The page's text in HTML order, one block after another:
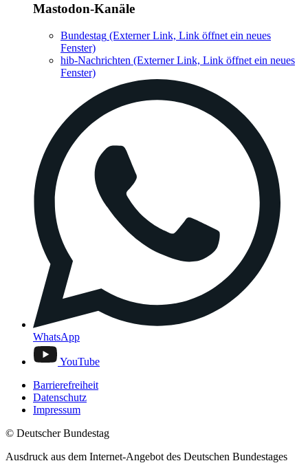
Mastodon-Kanäle
Bundestag (Externer Link, Link öffnet ein neues
Fenster)
hib-Nachrichten (Externer Link, Link öffnet ein neues
Fenster)
WhatsApp
YouTube
Barrierefreiheit
Datenschutz
Impressum
© Deutscher Bundestag
Ausdruck aus dem Internet-Angebot des Deutschen Bundestages